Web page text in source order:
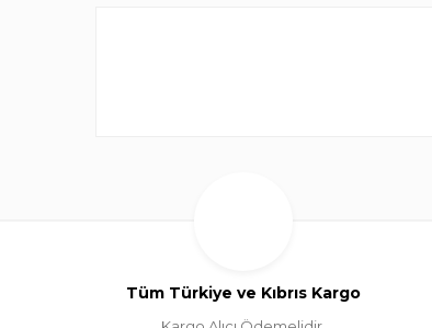
Tüm Türkiye ve Kıbrıs Kargo